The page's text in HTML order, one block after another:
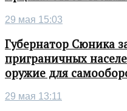
29 мая 15:03
Губернатор Сюника
приграничных
оружие для
29 мая 13:11